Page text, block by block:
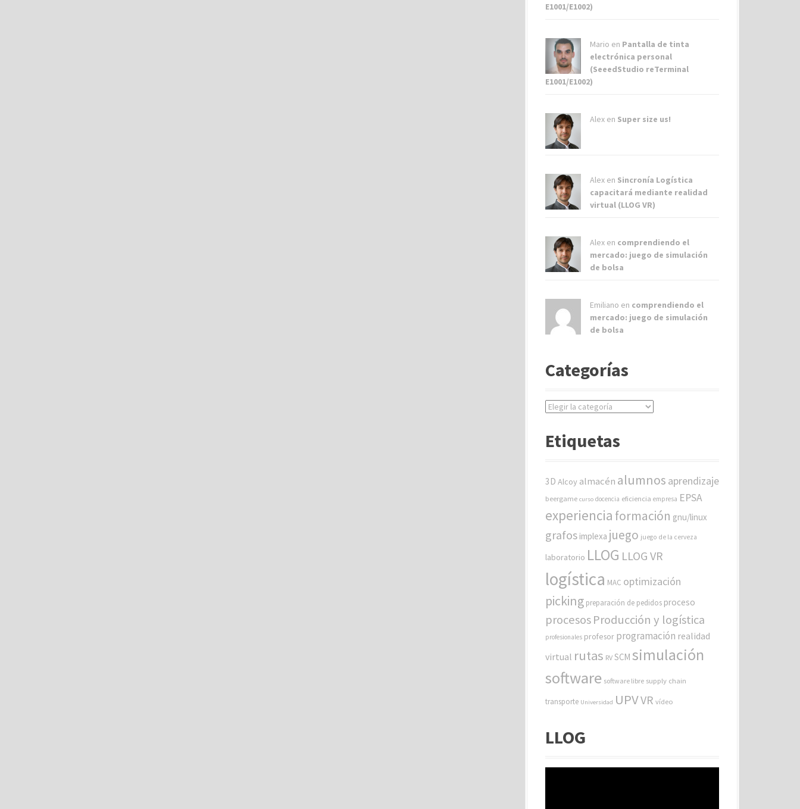
E1001/E1002)
Mario en Pantalla de tinta
electrónica personal
(SeeedStudio reTerminal
E1001/E1002)
Alex en Super size us!
Alex en Sincronía Logística
capacitará mediante realidad
virtual (LLOG VR)
Alex en comprendiendo el
mercado: juego de simulación
de bolsa
Emiliano en comprendiendo el
mercado: juego de simulación
de bolsa
Categorías
C
e
r
s
Etiquetas
3D Alcoy almacén alumnos aprendizaje
beergame curso docencia eficiencia empresa EPSA
experiencia formación gnu/linux
grafos implexa juego juego de la cerveza
laboratorio LLOG LLOG VR
logística MAC optimización
picking preparación de pedidos proceso
procesosProducción y logística
profesionales profesor programación realidad
virtual rutas RV SCM simulación
software software libre supply chain
transporte Universidad UPVVR vídeo
LLOG